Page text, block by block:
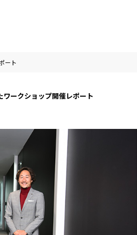
ート
ークショップ開催レポート